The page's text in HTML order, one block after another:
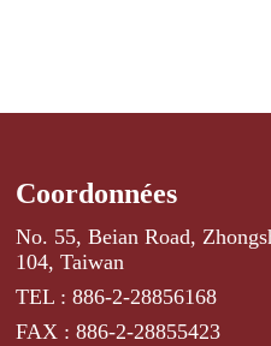
Coordonnées
No. 55, Beian Road,
104, Taiwan
TEL : 886-2-28856168
FAX : 886-2-28855423